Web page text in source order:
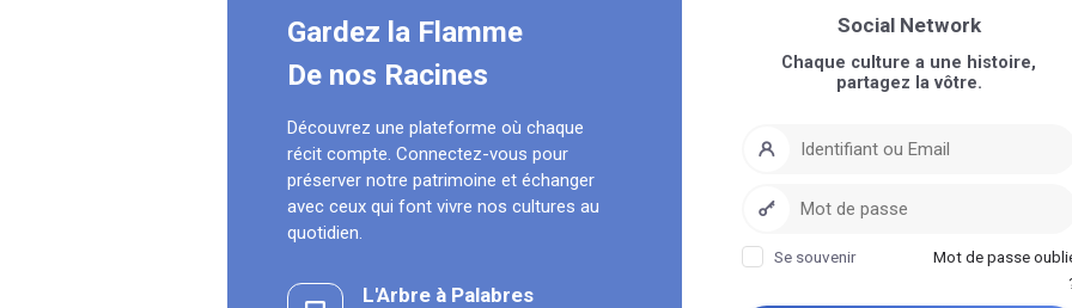
Gardez la Flamme
De nos Racines
Découvrez une plateforme où chaque
récit compte. Connectez-vous pour
préserver notre patrimoine et échanger
avec ceux qui font vivre nos cultures au
quotidien.
L'Arbre à Palabres
Social Network
Chaque culture a une histoire,
partagez la vôtre.
Se souvenir
Mot de passe